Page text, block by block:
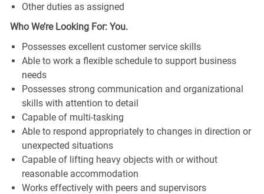
Other duties as assigned
Who We’re Looking For: You.
Possesses excellent customer service skills
Able to work a flexible schedule to support business
needs
Possesses strong communication and organizational
skills with attention to detail
Capable of multi-tasking
Able to respond appropriately to changes in direction or
unexpected situations
Capable of lifting heavy objects with or without
reasonable accommodation
Works effectively with peers and supervisors